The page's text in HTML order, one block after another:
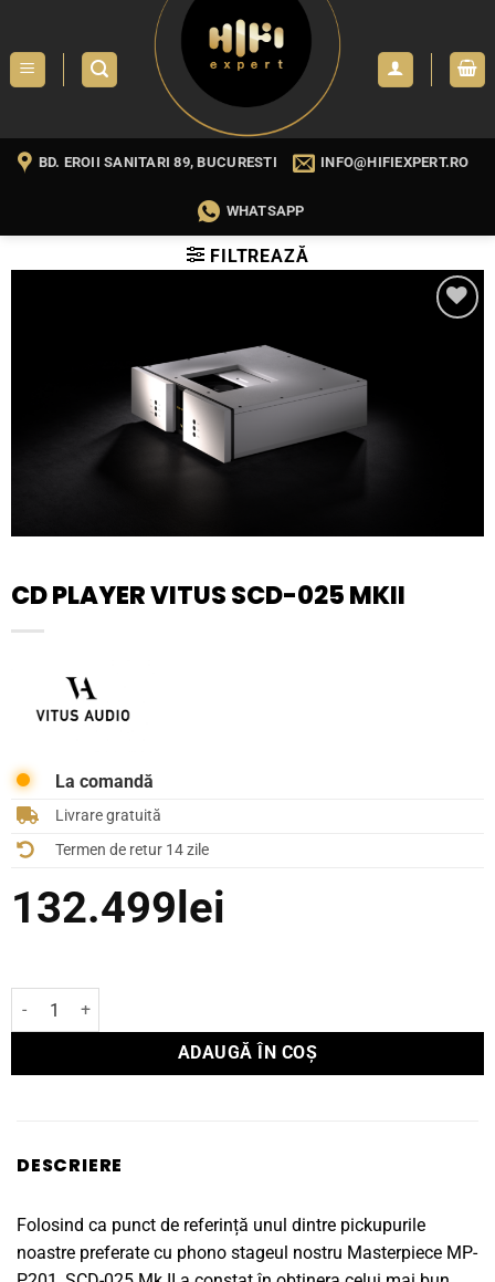
content
BD. EROII SANITARI 89, BUCURESTI INFO@HIFIEXPERT.RO
WHATSAPP
FILTREAZĂ
CD PLAYER VITUS SCD-025 MKII
La comandă
Livrare gratuită
Termen de retur 14 zile
132.499 lei
Cantitate CD Player Vitus SCD-025 MKII
ADAUGĂ ÎN COȘ
DESCRIERE
Folosind ca punct de referință unul dintre pickupurile
noastre preferate cu phono stageul nostru Masterpiece MP-